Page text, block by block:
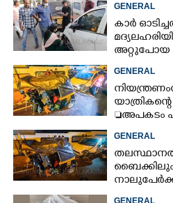
GENERAL
കാർ
അറ്റുപോയ
GENERAL
അപകടം
പരിക്ക്
GENERAL
ബൈക്കിലും
GENERAL